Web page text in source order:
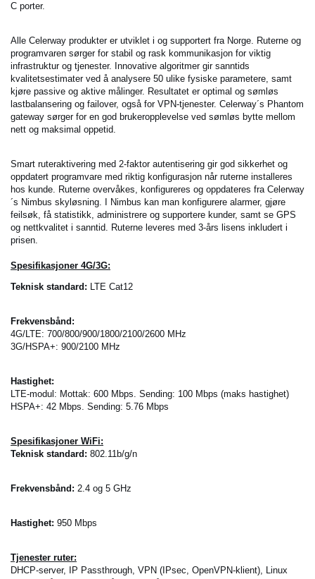
C porter.
Alle Celerway produkter er utviklet i og supportert fra Norge. Ruterne og
programvaren sørger for stabil og rask kommunikasjon for viktig
infrastruktur og tjenester. Innovative algoritmer gir sanntids
kvalitetsestimater ved å analysere 50 ulike fysiske parametere, samt
kjøre passive og aktive målinger. Resultatet er optimal og sømløs
lastbalansering og failover, også for VPN-tjenester. Celerway´s Phantom
gateway sørger for en god brukeropplevelse ved sømløs bytte mellom
nett og maksimal oppetid.
Smart ruteraktivering med 2-faktor autentisering gir god sikkerhet og
oppdatert programvare med riktig konfigurasjon når ruterne installeres
hos kunde. Ruterne overvåkes, konfigureres og oppdateres fra Celerway
´s Nimbus skyløsning. I Nimbus kan man konfigurere alarmer, gjøre
feilsøk, få statistikk, administrere og supportere kunder, samt se GPS
og nettkvalitet i sanntid. Ruterne leveres med 3-års lisens inkludert i
prisen.
Spesifikasjoner 4G/3G:
Teknisk standard: LTE Cat12
Frekvensbånd:
4G/LTE: 700/800/900/1800/2100/2600 MHz
3G/HSPA+: 900/2100 MHz
Hastighet:
LTE-modul: Mottak: 600 Mbps. Sending: 100 Mbps (maks hastighet)
HSPA+: 42 Mbps. Sending: 5.76 Mbps
Spesifikasjoner WiFi:
Teknisk standard: 802.11b/g/n
Frekvensbånd: 2.4 og 5 GHz
Hastighet: 950 Mbps
Tjenester ruter:
DHCP-server, IP Passthrough, VPN (IPsec, OpenVPN-klient), Linux